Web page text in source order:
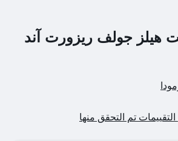
هيلز جولف ريزورت آند